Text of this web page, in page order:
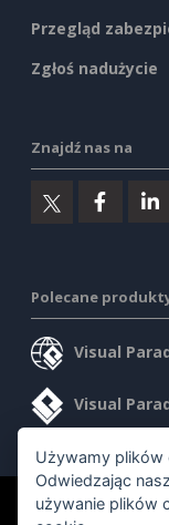
Przegląd
Zgłoś nadużycie
Znajdź nas na
Polecane
Visual
Visual
©2026 by Visual
Używamy plików
Odwiedzając
używanie plików